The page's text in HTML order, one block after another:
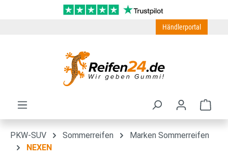
Zum Hauptinhalt springen
Händlerportal
PKW-SUV Sommerreifen
Marken Sommerreifen
NEXEN